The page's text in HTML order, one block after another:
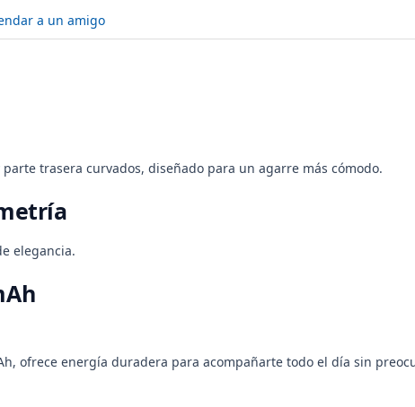
a un amigo
trasera curvados, diseñado para un agarre más cómodo.
elegancia.
ofrece energía duradera para acompañarte todo el día sin